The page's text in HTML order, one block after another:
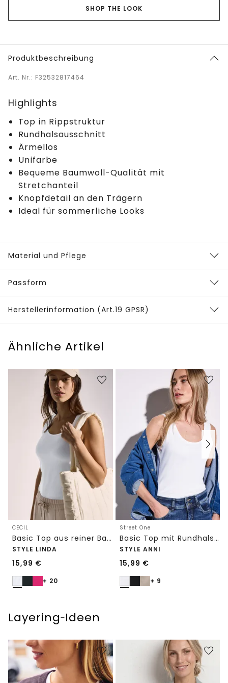
SHOP THE LOOK
Produktbeschreibung
Art. Nr.: F32532817464
Highlights
Top in Rippstruktur
Rundhalsausschnitt
Ärmellos
Unifarbe
Bequeme Baumwoll-Qualität mit
Stretchanteil
Knopfdetail an den Trägern
Ideal für sommerliche Looks
Material und Pflege
Passform
Herstellerinformation (Art.19 GPSR)
Ähnliche Artikel
CECIL
Basic Top aus reiner Baumwolle
STYLE LINDA
15,99 €
+ 20
Street One
Basic Top mit Rundhals in Unifarbe
STYLE ANNI
15,99 €
+ 9
Layering‑Ideen